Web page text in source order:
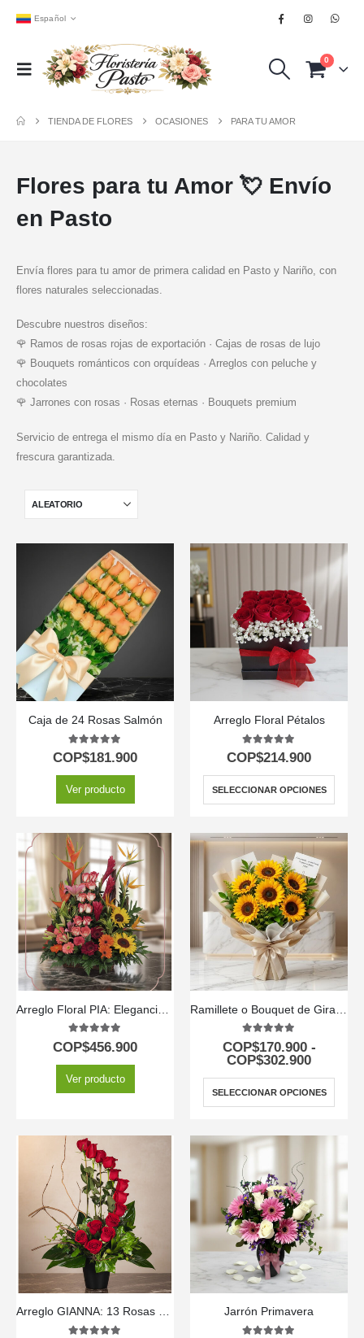
Español
0
TIENDA DE FLORES OCASIONES PARA TU AMOR
Flores para tu Amor 💘 Envío
en Pasto
Envía flores para tu amor de primera calidad en Pasto y Nariño, con
flores naturales seleccionadas.
Descubre nuestros diseños:
🌹 Ramos de rosas rojas de exportación · Cajas de rosas de lujo
🌹 Bouquets románticos con orquídeas · Arreglos con peluche y
chocolates
🌹 Jarrones con rosas · Rosas eternas · Bouquets premium
Servicio de entrega el mismo día en Pasto y Nariño. Calidad y
frescura garantizada.
Caja de 24 Rosas Salmón
5.00out of 5
COP$181.900
Ver producto
Arreglo Floral Pétalos
5.00out of 5
COP$214.900
SELECCIONAR OPCIONES
5.00out of 5
COP$456.900
Ver producto
5.00out of 5
COP$170.900 -
COP$302.900
SELECCIONAR OPCIONES
Arreglo GIANNA: 13 Rosas que Simbolizan Amor y Pasión 🌹 Jarrón Primavera